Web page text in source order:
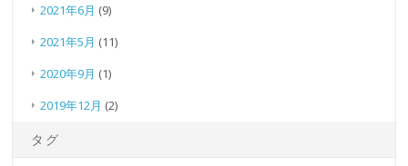
2021年6月 (9)
2021年5月 (11)
2020年9月 (1)
2019年12月 (2)
タグ